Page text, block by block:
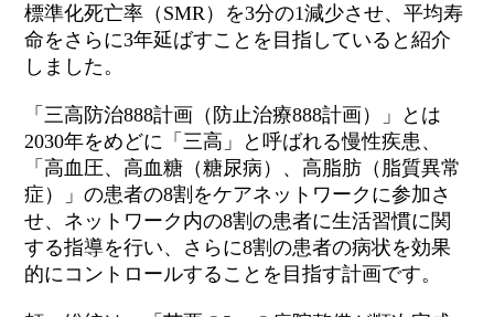
標準化死亡率（ SMR ）を3分の1減少させ、平均寿
命をさらに3年延ばすことを目指していると紹介
しました。
「三高防治888計画（防止治療888計画）」とは
2030年をめどに「三高」と呼ばれる慢性疾患、
「高血圧、高血糖（糖尿病）、高脂肪（脂質異常
症）」の患者の8割をケアネットワークに参加さ
せ、ネットワーク内の8割の患者に生活習慣に関
する指導を行い、さらに8割の患者の病状を効果
的にコントロールすることを目指す計画です。